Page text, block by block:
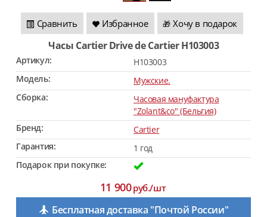
Сравнить Избранное 🎁 Хочу в подарок
Часы Cartier Drive de Cartier H103003
Артикул:
H103003
Модель:
Мужские.
Сборка:
Часовая мануфактура
"Zolant&co" (Бельгия)
Бренд:
Cartier
Гарантия:
1 год
Подарок при покупке:
11 900руб./шт
Бесплатная доставка "Почтой России"